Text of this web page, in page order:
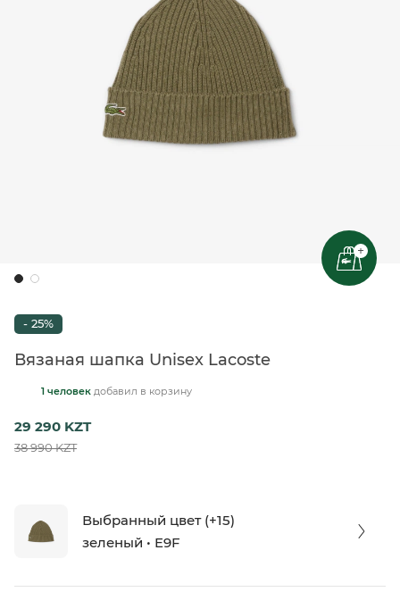
МЫ LACOSTE
+
- 25%
Вязаная шапка Unisex Lacoste
1 человек добавил в корзину
29 290 KZT
38 990 KZT
Выбранный цвет (+15)
зеленый • E9F